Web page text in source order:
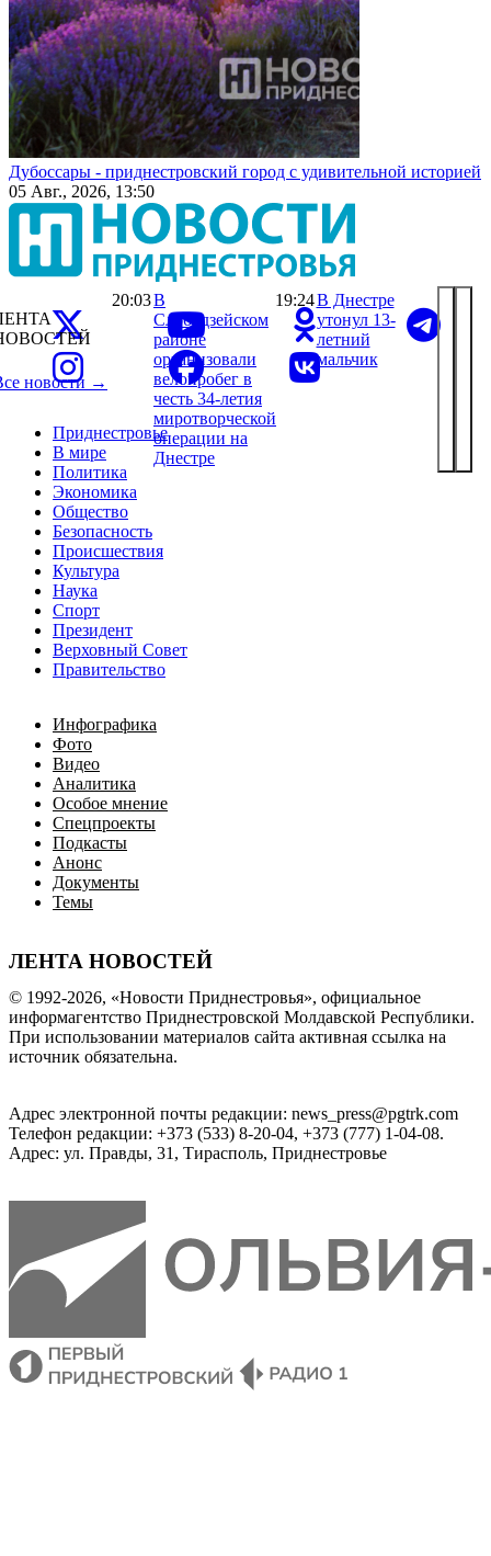
Дубоссары - приднестровский город с удивительной историей
05 Авг., 2026, 13:50
Приднестровье
В мире
Политика
Экономика
Общество
Безопасность
Происшествия
Культура
Наука
Спорт
Президент
Верховный Совет
Правительство
Инфографика
Фото
Видео
Аналитика
Особое мнение
Спецпроекты
Подкасты
Анонс
Документы
Темы
ЛЕНТА НОВОСТЕЙ
новости →
20:03В
Слободзейском
районе
организовали
велопробег в
честь 34-летия
миротворческой
операции на
Днестре
19:24В Днестре
утонул 13-
летний
мальчик
© 1992-2026, «Новости Приднестровья», официальное
информагентство Приднестровской Молдавской Республики.
При использовании материалов сайта активная ссылка на
источник обязательна.
Адрес электронной почты редакции: news_press@pgtrk.com
Телефон редакции: +373 (533) 8-20-04, +373 (777) 1-04-08.
Адрес: ул. Правды, 31, Тирасполь, Приднестровье